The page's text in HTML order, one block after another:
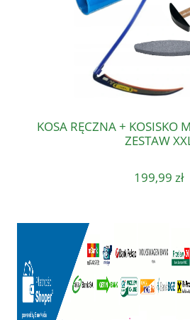
KOSA RĘCZNA + KOSISKO
ZESTAW
199,99 zł